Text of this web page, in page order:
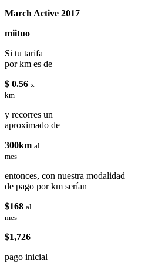
March Active 2017
miituo
Si tu tarifa
por km es de
$ 0.56 x
km
y recorres un
aproximado de
300km al
mes
entonces, con nuestra modalidad
de pago por km serían
$168 al
mes
$1,726
pago inicial